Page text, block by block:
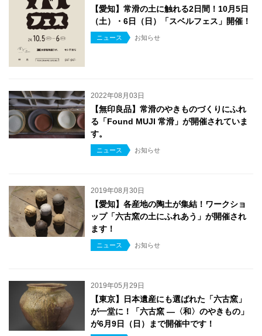
【愛知】常滑の土に触れる2日間！10月5日
（土）・6日（日）「スベルフェス」開催！
ニュース お知らせ
2022年08月03日
【無印良品】常滑のやきものづくりにふれ
る「Found MUJI 常滑」が開催されていま
す。
ニュース お知らせ
2019年08月30日
【愛知】各産地の陶土が集結！ワークショ
ップ「六古窯の土にふれあう」が開催され
ます！
ニュース お知らせ
2019年05月29日
【東京】日本遺産にも選ばれた「六古窯」
が一堂に！「六古窯 ―〈和〉のやきもの」
が6月9日（日）まで開催中です！